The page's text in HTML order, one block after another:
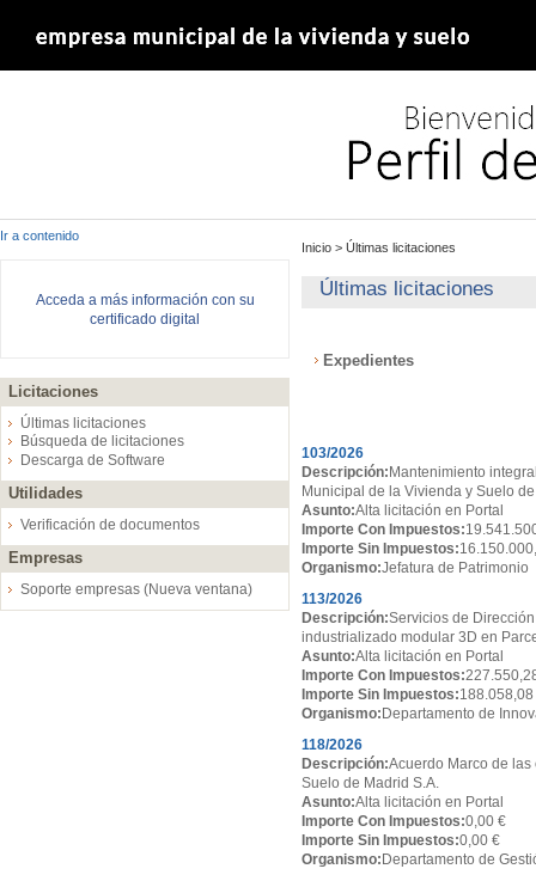
Ir a contenido
Acceda a más información con su
certificado digital
Licitaciones
Últimas licitaciones
Búsqueda de licitaciones
Descarga de Software
Utilidades
Verificación de documentos
Empresas
Soporte empresas (Nueva ventana)
Inicio > Últimas licitaciones
Últimas licitaciones
Expedientes
103/2026
Descripción: Mantenimiento
Municipal de la Vivienda y Suelo
Asunto:Alta licitación en Portal
Importe Con Impuestos:
Importe Sin Impuestos:
Organismo:Jefatura de Patrimonio
113/2026
Descripción:Servicios de
industrializado modular 3D en
Asunto:Alta licitación en Portal
Importe Con Impuestos:
Importe Sin Impuestos:188.058,08
Organismo: Departamento de
118/2026
Descripción:Acuerdo Marco de
Suelo de Madrid S.A.
Asunto:Alta licitación en Portal
Importe Con Impuestos:0,00 €
Importe Sin Impuestos:0,00 €
Organismo: Departamento de